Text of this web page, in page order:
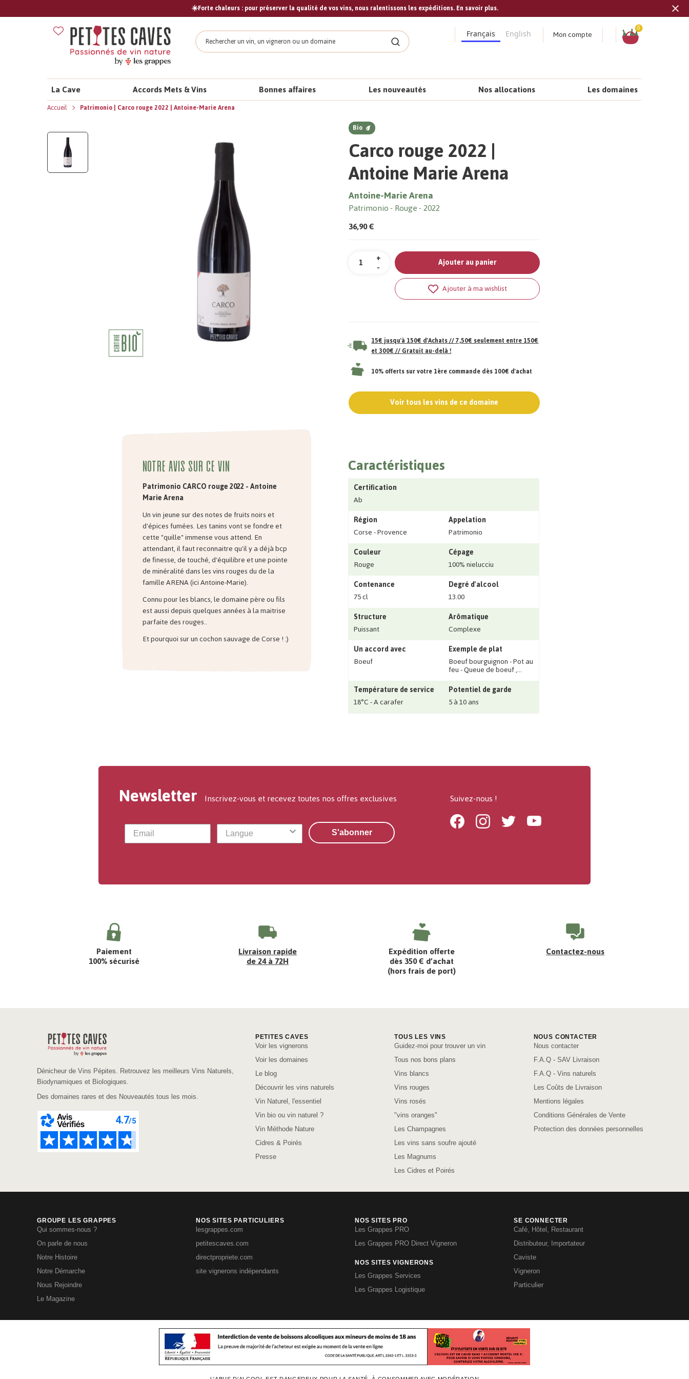
☀️Forte chaleurs : pour préserver la qualité de vos vins, nous ralentissons les expéditions. En savoir plus.
Rechercher
Rechercher
Français English Mon compte
Panier
0
La Cave Accords Mets & Vins Bonnes affaires Les nouveautés Nos allocations Les domaines
Accueil
Patrimonio | Carco rouge 2022 | Antoine-Marie Arena
Bio
Carco rouge 2022 |
Antoine Marie Arena
Antoine-Marie Arena
Patrimonio Rouge 2022
36,90 €
Quantité +
-
Ajouter au panier
Ajouter à ma wishlist
15€ jusqu'à 150€ d'Achats // 7,50€ seulement entre 150€
et 300€ // Gratuit au-delà !
10% offerts sur votre 1ère commande dès 100€ d'achat
Voir tous les vins de ce domaine
Notre avis sur ce vin
Patrimonio CARCO rouge 2022 - Antoine
Marie Arena
Un vin jeune sur des notes de fruits noirs et
d'épices fumées. Les tanins vont se fondre et
cette "quille" immense vous attend. En
attendant, il faut reconnaitre qu'il y a déjà bcp
de finesse, de touché, d'équilibre et une pointe
de minéralité dans les vins rouges du de la
famille ARENA (ici Antoine-Marie).
Connu pour les blancs, le domaine père ou fils
est aussi depuis quelques années à la maitrise
parfaite des rouges..
Et pourquoi sur un cochon sauvage de Corse ! :)
Caractéristiques
Certification
Ab
Région
Corse - Provence
Appelation
Patrimonio
Couleur
Rouge
Cépage
100% nielucciu
Contenance
75 cl
Degré d'alcool
13.00
Structure
Puissant
Arômatique
Complexe
Un accord avec
Boeuf
Exemple de plat
Boeuf bourguignon - Pot au
feu - Queue de boeuf ‚...
Température de service
18°C - A carafer
Potentiel de garde
5 à 10 ans
Newsletter Inscrivez-vous et recevez toutes nos offres exclusives
S'abonner
Suivez-nous !
FacebookInstagramTwitter Youtube
Paiement
100% sécurisé
Livraison rapide
de 24 à 72H
Expédition offerte
dès 350 € d’achat
(hors frais de port)
Contactez-nous
Dénicheur de Vins Pépites. Retrouvez les meilleurs Vins Naturels,
Biodynamiques et Biologiques.
Des domaines rares et des Nouveautés tous les mois.
PETITES CAVES
Voir les vignerons
Voir les domaines
Le blog
Découvrir les vins naturels
Vin Naturel, l'essentiel
Vin bio ou vin naturel ?
Vin Méthode Nature
Cidres & Poirés
Presse
TOUS LES VINS
Guidez-moi pour trouver un vin
Tous nos bons plans
Vins blancs
Vins rouges
Vins rosés
"vins oranges"
Les Champagnes
Les vins sans soufre ajouté
Les Magnums
Les Cidres et Poirés
NOUS CONTACTER
Nous contacter
F.A.Q - SAV Livraison
F.A.Q - Vins naturels
Les Coûts de Livraison
Mentions légales
Conditions Générales de Vente
Protection des données personnelles
GROUPE LES GRAPPES
Qui sommes-nous ?
On parle de nous
Notre Histoire
Notre Démarche
Nous Rejoindre
Le Magazine
NOS SITES PARTICULIERS
lesgrappes.com
petitescaves.com
directpropriete.com
site vignerons indépendants
NOS SITES PRO
Les Grappes PRO
Les Grappes PRO Direct Vigneron
NOS SITES VIGNERONS
Les Grappes Services
Les Grappes Logistique
SE CONNECTER
Café, Hôtel, Restaurant
Distributeur, Importateur
Caviste
Vigneron
Particulier